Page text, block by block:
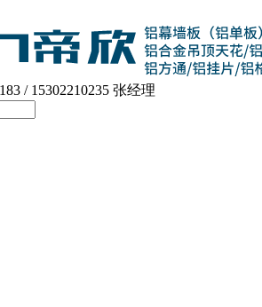
/ 15302210235 张经理